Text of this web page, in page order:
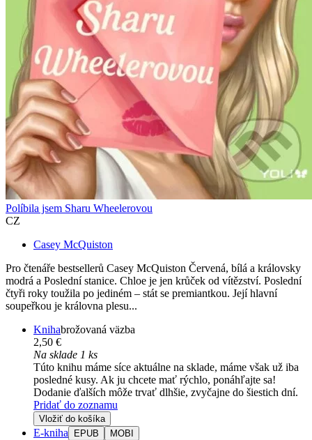
Políbila jsem Sharu Wheelerovou
CZ
Casey McQuiston
Pro čtenáře bestsellerů Casey McQuiston Červená, bílá a královsky
modrá a Poslední stanice. Chloe je jen krůček od vítězství. Poslední
čtyři roky toužila po jediném – stát se premiantkou. Její hlavní
soupeřkou je královna plesu...
Knihabrožovaná väzba
2,50 €
Na sklade 1 ks
Túto knihu máme síce aktuálne na sklade, máme však už iba
posledné kusy. Ak ju chcete mať rýchlo, ponáhľajte sa!
Dodanie ďalších môže trvať dlhšie, zvyčajne do šiestich dní.
Pridať do zoznamu
Vložiť do košíka
E-kniha EPUB MOBI